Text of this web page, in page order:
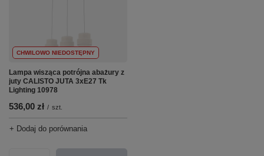
CHWILOWO NIEDOSTĘPNY
Lampa wisząca potrójna abażury z
juty CALISTO JUTA 3xE27 Tk
Lighting 10978
536,00 zł / szt.
+ Dodaj do porównania